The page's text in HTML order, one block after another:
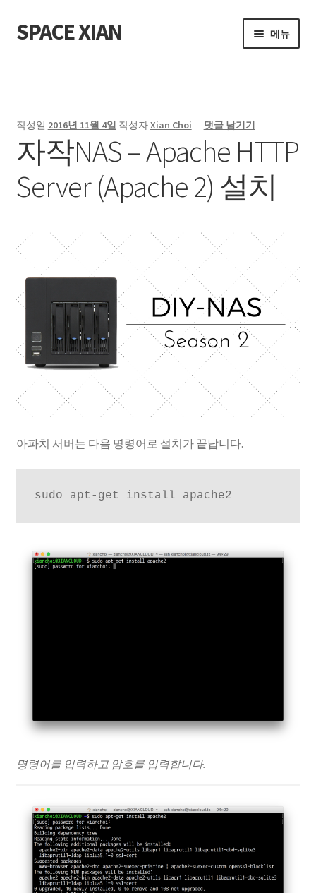
탐
색
뛰
기
컨
텐
뛰
기
SPACE XIAN 메뉴
Bible Reading Schedule
Bible Reading Schedule (McCheyne)
Post
개인출판사
성경 연구를 위한 Xiphos
자작 NAS
자작 NAS II
작성일 2016년 11월 4일 작성자Xian Choi — 댓글 남기기
자작NAS – Apache HTTP
Server (Apache 2) 설치
아파치 서버는 다음 명령어로 설치가 끝납니다.
sudo apt-get install apache2
명령어를 입력하고 암호를 입력합니다.